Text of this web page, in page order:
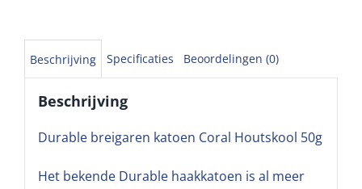
Beschrijving Specificaties Beoordelingen (0)
Beschrijving
Durable breigaren katoen Coral Houtskool 50g
Het bekende Durable haakkatoen is al meer